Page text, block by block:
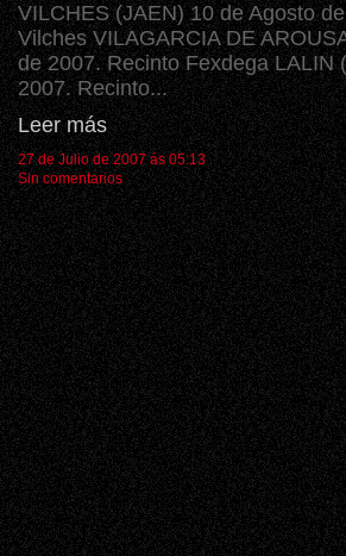
VILCHES (JAEN) 10 de Agosto
Vilches VILAGARCIA DE
de 2007. Recinto Fexdega LALIN
2007. Recinto...
Leer más
27 de Julio de 2007 ás 05:13
Sin comentarios